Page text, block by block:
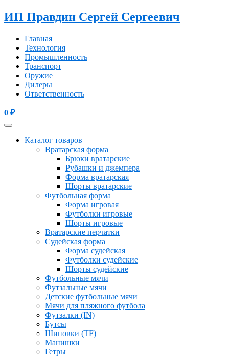
ИП Правдин Сергей Сергеевич
Главная
Технология
Промышленность
Транспорт
Оружие
Дилеры
Ответственность
0 ₽
Каталог товаров
Вратарская форма
Брюки вратарские
Рубашки и джемпера
Форма вратарская
Шорты вратарские
Футбольная форма
Форма игровая
Футболки игровые
Шорты игровые
Вратарские перчатки
Судейская форма
Форма судейская
Футболки судейские
Шорты судейские
Футбольные мячи
Футзальные мячи
Детские футбольные мячи
Мячи для пляжного футбола
Футзалки (IN)
Бутсы
Шиповки (TF)
Манишки
Гетры